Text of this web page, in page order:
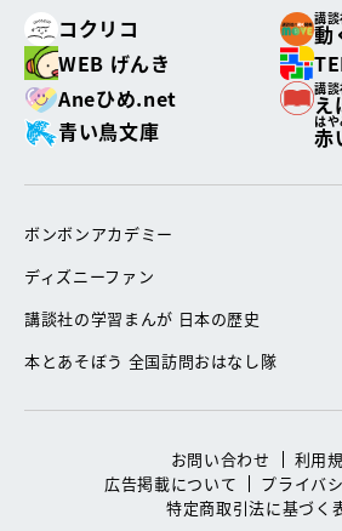
コクリコ
講
動
WEB げんき
Aneひめ.net
講談
え
青い鳥文庫
は
赤
ボンボンアカデミー
ディズニーファン
講談社の学習まんが 日本の歴史
本とあそぼう 全国訪問おはなし隊
お問い合わせ
利用
広告掲載について
プライバ
特定商取引法に基づく